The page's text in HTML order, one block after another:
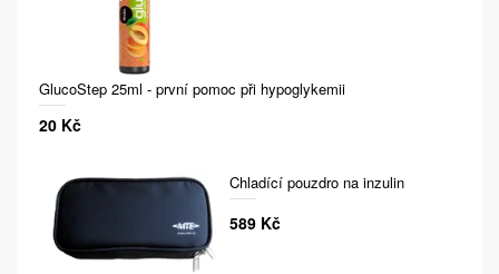
GlucoStep 25ml - první pomoc při hypoglykemii
20 Kč
Chladící pouzdro na inzulin
589 Kč